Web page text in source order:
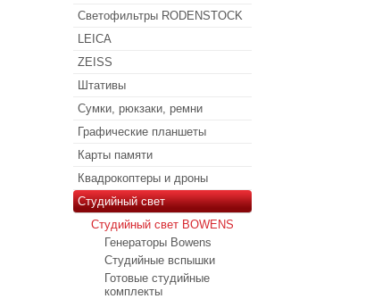
Светофильтры RODENSTOCK
LEICA
ZEISS
Штативы
Сумки, рюкзаки, ремни
Графические планшеты
Карты памяти
Квадрокоптеры и дроны
Студийный свет
Студийный свет BOWENS
Генераторы Bowens
Студийные вспышки
Готовые студийные
комплекты